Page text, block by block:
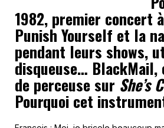
1982, premier concert
Punish Yourself et la
pendant leurs shows,
disqueuse… BlackMail,
de perceuse sur She’s
Pourquoi cet